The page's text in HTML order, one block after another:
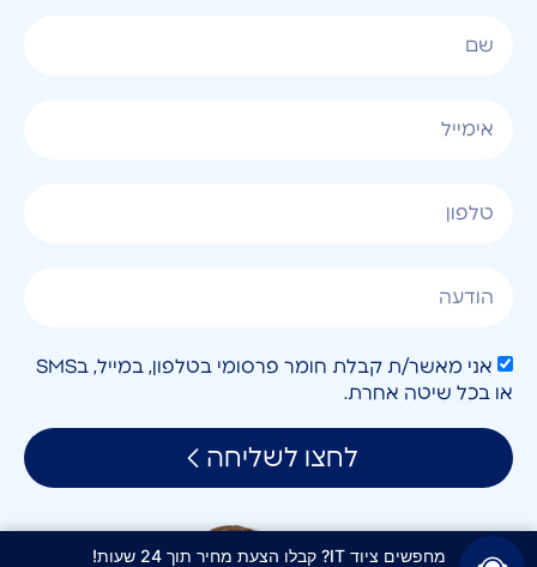
אני מאשר/ת קבלת חומר פרסומי בטלפון, במייל, בSMS
או בכל שיטה אחרת.
לחצו לשליחה
מחפשים ציוד IT? קבלו הצעת מחיר תוך 24 שעות!